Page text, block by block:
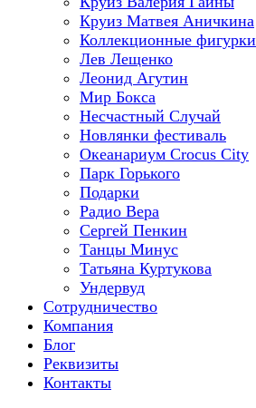
Круиз Матвея Аничкина
Коллекционные фигурки
Лев Лещенко
Леонид Агутин
Мир Бокса
Несчастный Случай
Новлянки фестиваль
Океанариум Crocus City
Парк Горького
Подарки
Радио Вера
Сергей Пенкин
Танцы Минус
Татьяна Куртукова
Ундервуд
Сотрудничество
Компания
Блог
Реквизиты
Контакты